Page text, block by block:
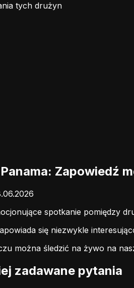
tych drużyn
Zapowiedź
spotkanie pomiędzy
się niezwykle
można śledzić na żywo na
zadawane pytania